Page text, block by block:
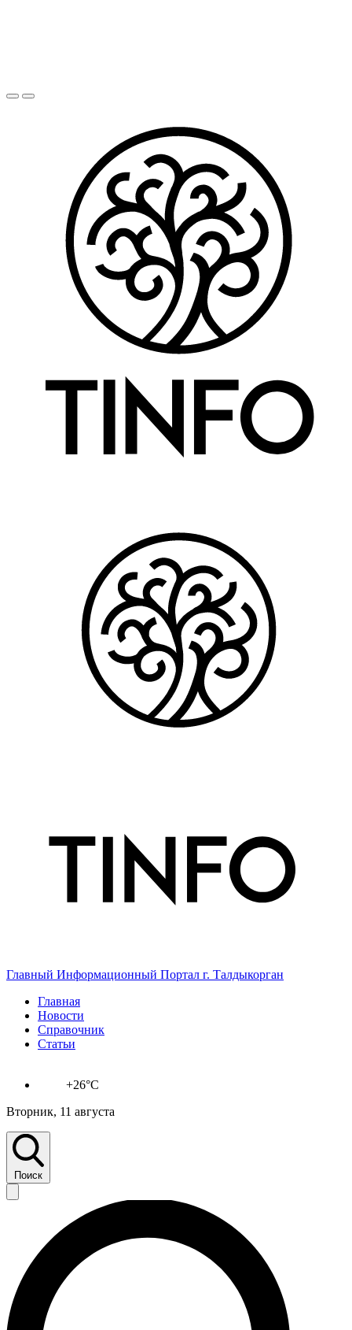
Главный Информационный Портал г. Талдыкорган
Главная
Новости
Справочник
Статьи
+26°C
Вторник, 11 августа
Поиск